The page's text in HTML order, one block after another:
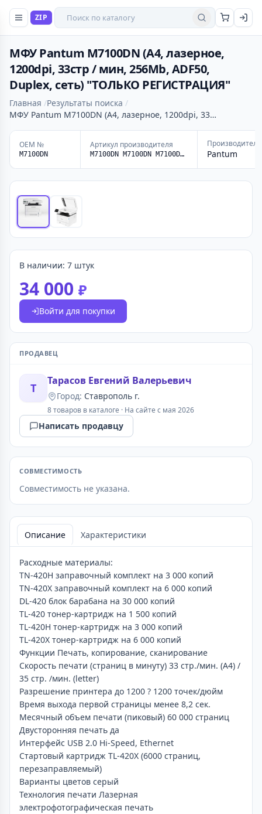
ZIP Поиск товаров
Найти
МФУ Pantum M7100DN (A4, лазерное,
1200dpi, 33стр / мин, 256Mb, ADF50,
Duplex, сеть) "ТОЛЬКО РЕГИСТРАЦИЯ"
Главная Результаты поиска
МФУ Pantum M7100DN (A4, лазерное, 1200dpi, 33…
OEM №
M7100DN
Артикул производителя
M7100DN M7100DN M7100DN 1702P60UN0 | MK-3140 1702P60UN0 | MK-3140 1702P60UN0 | MK-3140 1702P60UN0 | MK-3140
Производитель
Pantum
В наличии: 7 штук
34 000 ₽
Войти для покупки
ПРОДАВЕЦ
Т
Тарасов Евгений Валерьевич
Город: Ставрополь г.
8 товаров в каталоге · На сайте с мая 2026
Написать продавцу
СОВМЕСТИМОСТЬ
Совместимость не указана.
Описание Характеристики
Расходные материалы:
TN-420H заправочный комплект на 3 000 копий
TN-420X заправочный комплект на 6 000 копий
DL-420 блок барабана на 30 000 копий
TL-420 тонер-картридж на 1 500 копий
TL-420H тонер-картридж на 3 000 копий
TL-420X тонер-картридж на 6 000 копий
Функции Печать, копирование, сканирование
Скорость печати (страниц в минуту) 33 стр./мин. (A4) /
35 стр. /мин. (letter)
Разрешение принтера до 1200 ? 1200 точек/дюйм
Время выхода первой страницы менее 8,2 сек.
Месячный объем печати (пиковый) 60 000 страниц
Двусторонняя печать да
Интерфейс USB 2.0 Hi-Speed, Ethernet
Стартовый картридж TL-420X (6000 страниц,
перезаправляемый)
Варианты цветов серый
Технология печати Лазерная
электрофотографическая печать